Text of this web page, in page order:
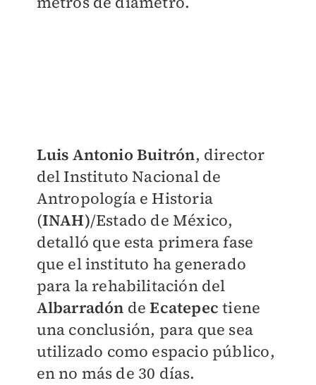
Luis Antonio Buitrón, director
del Instituto Nacional de
Antropología e Historia
(INAH)/Estado de México,
detalló que esta primera fase
que el instituto ha generado
para la rehabilitación del
Albarradón deEcatepectiene
una conclusión, para que sea
utilizado como espacio público,
en no más de 30 días.